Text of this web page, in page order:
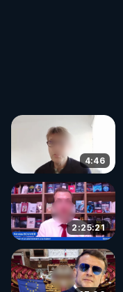
4:46
2:25:21